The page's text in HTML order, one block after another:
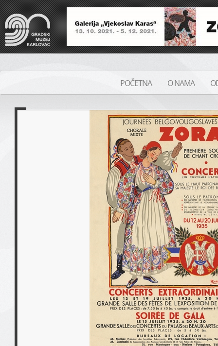
POČETNA O NAMA